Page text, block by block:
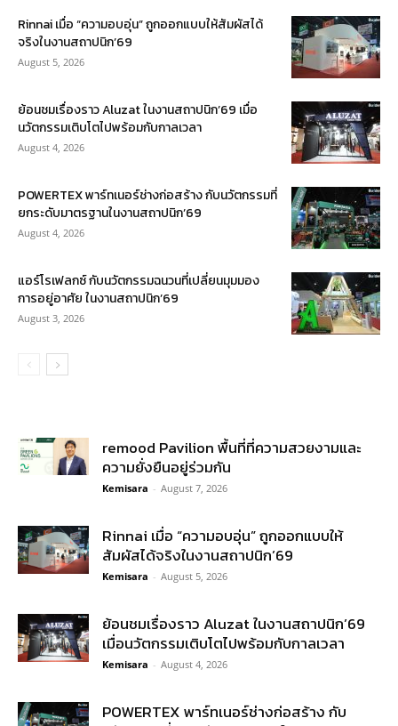
Rinnai เมื่อ “ความอบอุ่น” ถูกออกแบบให้สัมผัสได้
จริงในงานสถาปนิก’69
August 5, 2026
ย้อนชมเรื่องราว Aluzat ในงานสถาปนิก’69 เมื่อ
นวัตกรรมเติบโตไปพร้อมกับกาลเวลา
August 4, 2026
POWERTEX พาร์ทเนอร์ช่างก่อสร้าง กับนวัตกรรมที่
ยกระดับมาตรฐานในงานสถาปนิก’69
August 4, 2026
แอร์โรเฟลกซ์ กับนวัตกรรมฉนวนที่เปลี่ยนมุมมอง
การอยู่อาศัย ในงานสถาปนิก’69
August 3, 2026
remood Pavilion พื้นที่ที่ความสวยงามและ
ความยั่งยืนอยู่ร่วมกัน
Kemisara - August 7, 2026
Rinnai เมื่อ “ความอบอุ่น” ถูกออกแบบให้
สัมผัสได้จริงในงานสถาปนิก’69
Kemisara - August 5, 2026
ย้อนชมเรื่องราว Aluzat ในงานสถาปนิก’69
เมื่อนวัตกรรมเติบโตไปพร้อมกับกาลเวลา
Kemisara - August 4, 2026
POWERTEX พาร์ทเนอร์ช่างก่อสร้าง กับ